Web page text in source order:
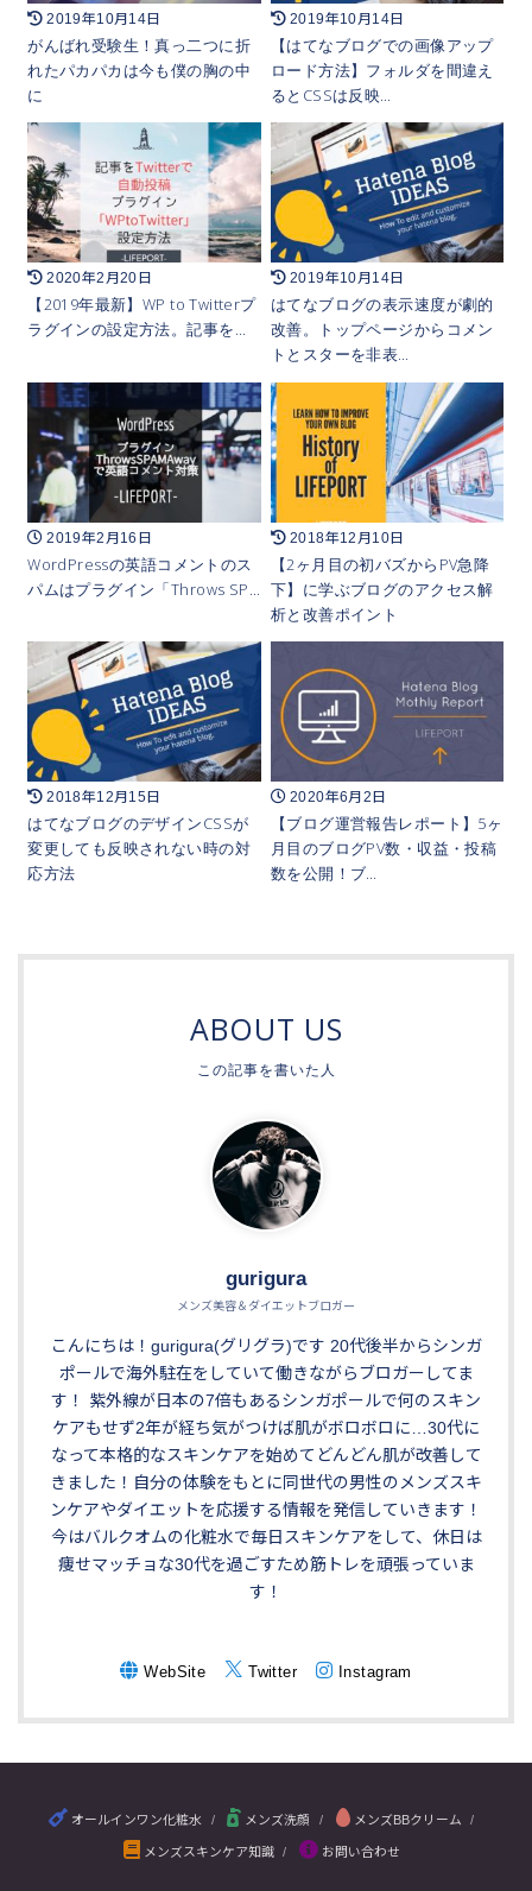
2019年10月14日
がんばれ受験生！真っ二つに折
れたパカパカは今も僕の胸の中
に
2019年10月14日
【はてなブログでの画像アップ
ロード方法】フォルダを間違え
るとCSSは反映…
2020年2月20日
【2019年最新】WP to Twitterプ
ラグインの設定方法。記事を…
2019年10月14日
はてなブログの表示速度が劇的
改善。トップページからコメン
トとスターを非表…
2019年2月16日
WordPressの英語コメントのス
パムはプラグイン「Throws SP…
2018年12月10日
【2ヶ月目の初バズからPV急降
下】に学ぶブログのアクセス解
析と改善ポイント
2018年12月15日
はてなブログのデザインCSSが
変更しても反映されない時の対
応方法
2020年6月2日
【ブログ運営報告レポート】5ヶ
月目のブログPV数・収益・投稿
数を公開！ブ…
ABOUT US
gurigura
メンズ美容＆ダイエットブロガー
こんにちは！gurigura(グリグラ)です 20代後半からシンガ
ポールで海外駐在をしていて働きながらブロガーしてま
す！ 紫外線が日本の7倍もあるシンガポールで何のスキン
ケアもせず2年が経ち気がつけば肌がボロボロに…30代に
なって本格的なスキンケアを始めてどんどん肌が改善して
きました！自分の体験をもとに同世代の男性のメンズスキ
ンケアやダイエットを応援する情報を発信していきます！
今はバルクオムの化粧水で毎日スキンケアをして、休日は
痩せマッチョな30代を過ごすため筋トレを頑張っていま
す！
WebSite Twitter Instagram
オールインワン化粧水 メンズ洗顔 メンズBBクリーム
メンズスキンケア知識 お問い合わせ